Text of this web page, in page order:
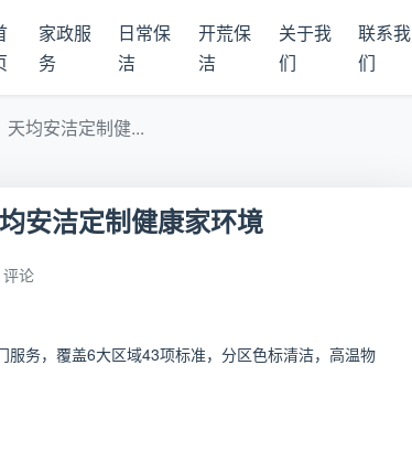
家政服
务
日常保
洁
开荒保
洁
关于我
们
联系我
们
均安洁定制健...
安洁定制健康家环境
评论
服务，覆盖6大区域43项标准，分区色标清洁，高温物